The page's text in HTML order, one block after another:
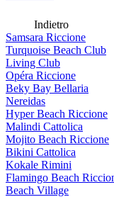
Indietro
Samsara Riccione
Turquoise Beach Club
Living Club
Opéra Riccione
Beky Bay Bellaria
Nereidas
Hyper Beach Riccione
Malindi Cattolica
Mojito Beach Riccione
Bikini Cattolica
Kokale Rimini
Flamingo Beach
Beach Village